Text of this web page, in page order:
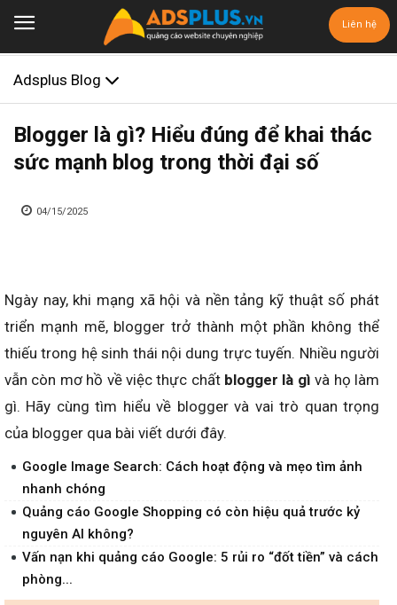
Liên hệ
Adsplus Blog
Blogger là gì? Hiểu đúng để khai thác
sức mạnh blog trong thời đại số
04/15/2025
Ngày nay, khi mạng xã hội và nền tảng kỹ thuật số phát
triển mạnh mẽ, blogger trở thành một phần không thể
thiếu trong hệ sinh thái nội dung trực tuyến. Nhiều người
vẫn còn mơ hồ về việc thực chất blogger là gì và họ làm
gì. Hãy cùng tìm hiểu về blogger và vai trò quan trọng
của blogger qua bài viết dưới đây.
Google Image Search: Cách hoạt động và mẹo tìm ảnh
nhanh chóng
Quảng cáo Google Shopping có còn hiệu quả trước kỷ
nguyên AI không?
Vấn nạn khi quảng cáo Google: 5 rủi ro “đốt tiền” và cách
phòng...